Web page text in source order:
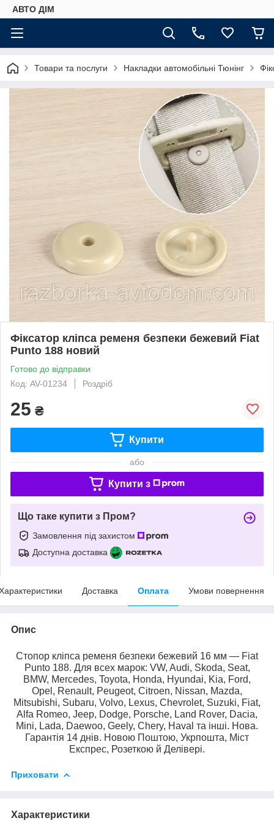
АВТО ДIМ
Товари та послуги Накладки автомобільні Тюнінг
Фіксатор кліпса ременя безпеки бежевий Fiat
Punto 188 новий
Готово до відправки
Код: AV-01234
Роздріб
25 ₴
Купити
або
Купити з
Що таке купити з Пром?
Замовлення під захистом
Доступна доставка
Доставка Оплата Умови повернення
Опис
Стопор кліпса ременя безпеки бежевий 16 мм — Fiat
Punto 188. Для всех марок: VW, Audi, Skoda, Seat,
BMW, Mercedes, Toyota, Honda, Hyundai, Kia, Ford,
Opel, Renault, Peugeot, Citroen, Nissan, Mazda,
Mitsubishi, Subaru, Volvo, Lexus, Chevrolet, Suzuki, Fiat,
Alfa Romeo, Jeep, Dodge, Porsche, Land Rover, Dacia,
Mini, Lada, Daewoo, Geely, Chery, Haval та інші. Нова.
Гарантія 14 днів. Новою Поштою, Укрпошта, Міст
Експрес, Розеткою й Делівері.
Приховати
Характеристики